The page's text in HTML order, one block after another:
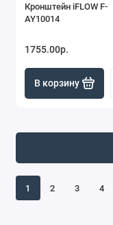
Кронштейн iFLOW F-
AY10014
1755.00р.
В корзину
1 2 3 4